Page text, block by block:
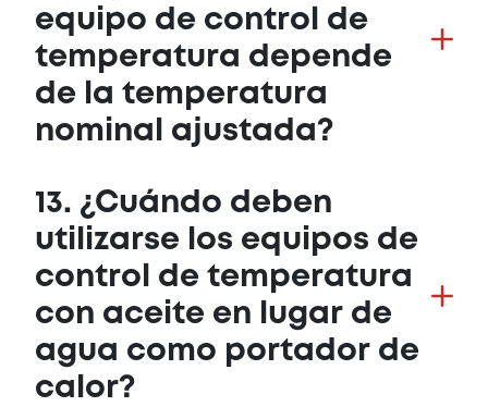
equipo de control de
temperatura depende
de la temperatura
nominal ajustada?
13. ¿Cuándo deben
utilizarse los equipos de
control de temperatura
con aceite en lugar de
agua como portador de
calor?